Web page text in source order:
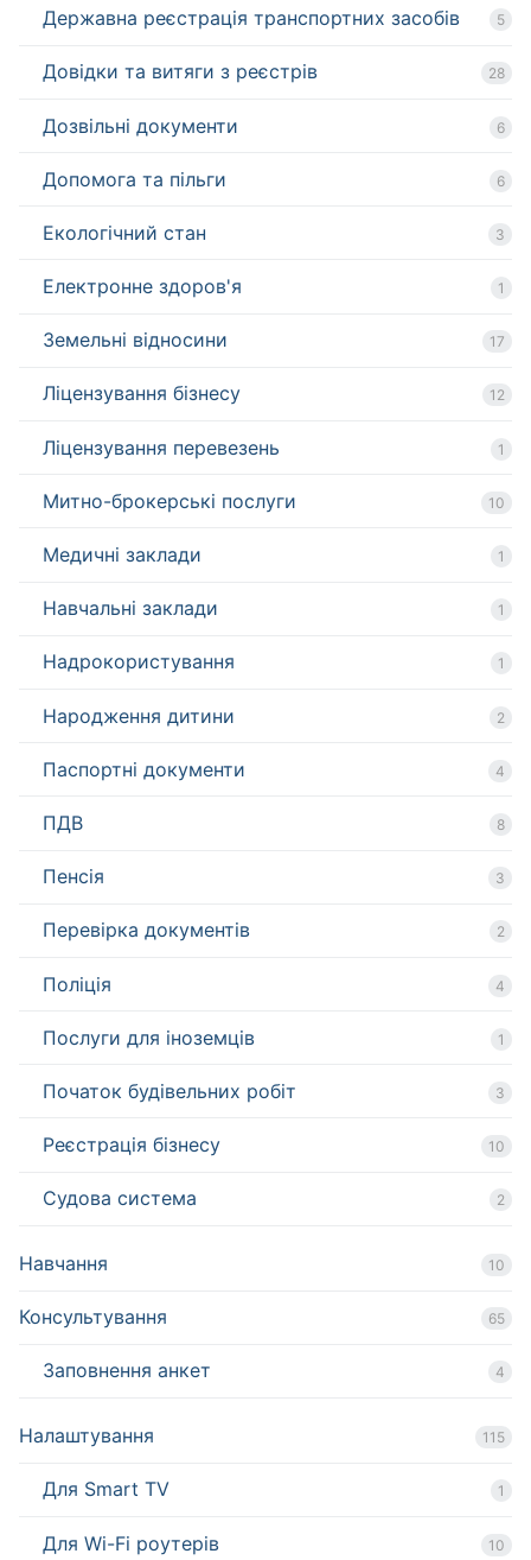
Державна реєстрація транспортних засобів 5
Довідки та витяги з реєстрів 28
Дозвільні документи 6
Допомога та пільги 6
Екологічний стан 3
Електронне здоров'я 1
Земельні відносини 17
Ліцензування бізнесу 12
Ліцензування перевезень 1
Митно-брокерські послуги 10
Медичні заклади 1
Навчальні заклади 1
Надрокористування 1
Народження дитини 2
Паспортні документи 4
ПДВ 8
Пенсія 3
Перевірка документів 2
Поліція 4
Послуги для іноземців 1
Початок будівельних робіт 3
Реєстрація бізнесу 10
Судова система 2
Навчання 10
Консультування 65
Заповнення анкет 4
Налаштування 115
Для Smart TV 1
Для Wi-Fi роутерів 10